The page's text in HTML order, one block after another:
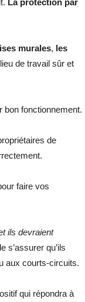
murales, les
de travail sûr et
bon fonctionnement.
de
faire vos
ils devraient
s’assurer qu’ils
aux courts-circuits.
qui répondra à